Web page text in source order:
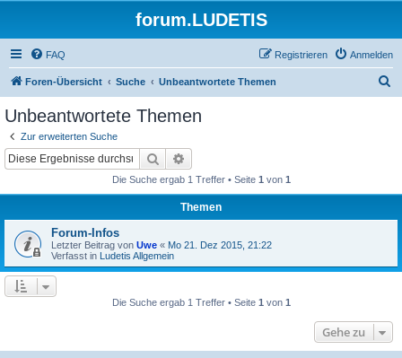
forum.LUDETIS
FAQ Anmelden
Registrieren
Foren-Übersicht Suche Unbeantwortete Themen
Unbeantwortete Themen
Zur erweiterten Suche
Suche
Die Suche ergab 1 Treffer • Seite 1 von 1
Themen
Forum-Infos
Letzter Beitrag von Uwe « Mo 21. Dez 2015, 21:22
Verfasst in Ludetis Allgemein
Die Suche ergab 1 Treffer • Seite 1 von 1
Gehe zu